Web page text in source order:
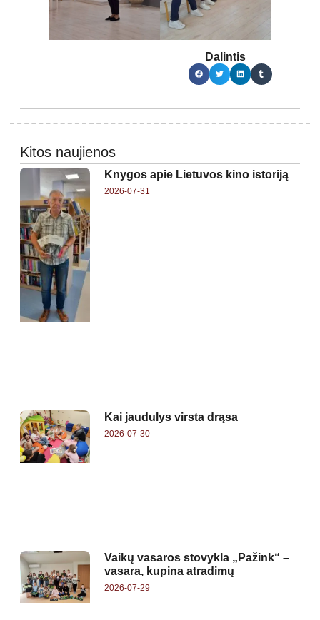
Dalintis
Kitos naujienos
Knygos apie Lietuvos kino istoriją
2026-07-31
Kai jaudulys virsta drąsa
2026-07-30
Vaikų vasaros stovykla „Pažink“ –
vasara, kupina atradimų
2026-07-29